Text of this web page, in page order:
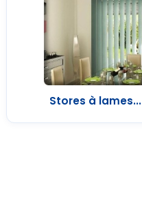
Stores à lames...